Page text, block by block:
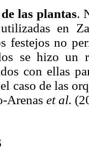
las plantas.
en
festejos no
se hizo un
con ellas
caso de las
Arenas et al.